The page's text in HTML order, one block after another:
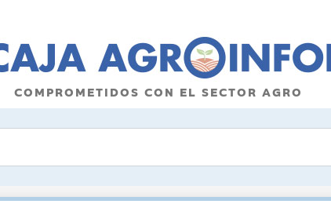
COMPROMETIDOS CON EL SECTOR AGRO